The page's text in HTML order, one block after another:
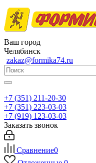
Ваш город
Челябинск
zakaz@formika74.ru
+7 (351) 211-20-30
+7 (351) 223-03-03
+7 (919) 123-03-03
Заказать звонок
Сравнение0